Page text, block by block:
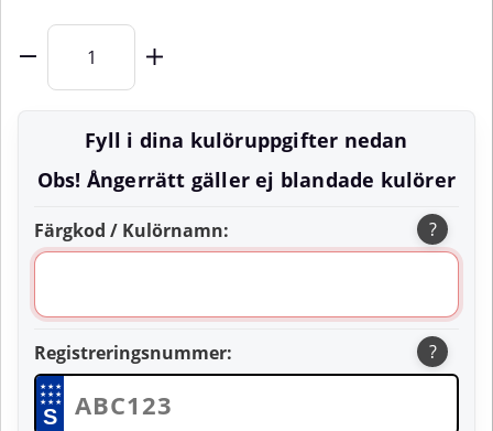
Fyll i dina kulöruppgifter nedan
Obs! Ångerrätt gäller ej blandade kulörer
Färgkod / Kulörnamn: ?
Registreringsnummer:
★ ★ ★
★ ★ ★
★ ★ ★
S
?